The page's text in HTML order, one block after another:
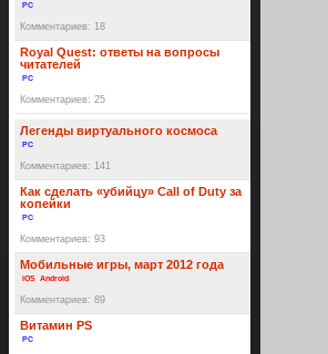
PC
Комментариев: 18
Royal Quest: ответы на вопросы
читателей
PC
Комментариев: 25
Легенды виртуального космоса
PC
Комментариев: 141
Как сделать «убийцу» Call of Duty за
копейки
PC
Комментариев: 93
Мобильные игры, март 2012 года
iOS Android
Комментариев: 89
Витамин PS
PC